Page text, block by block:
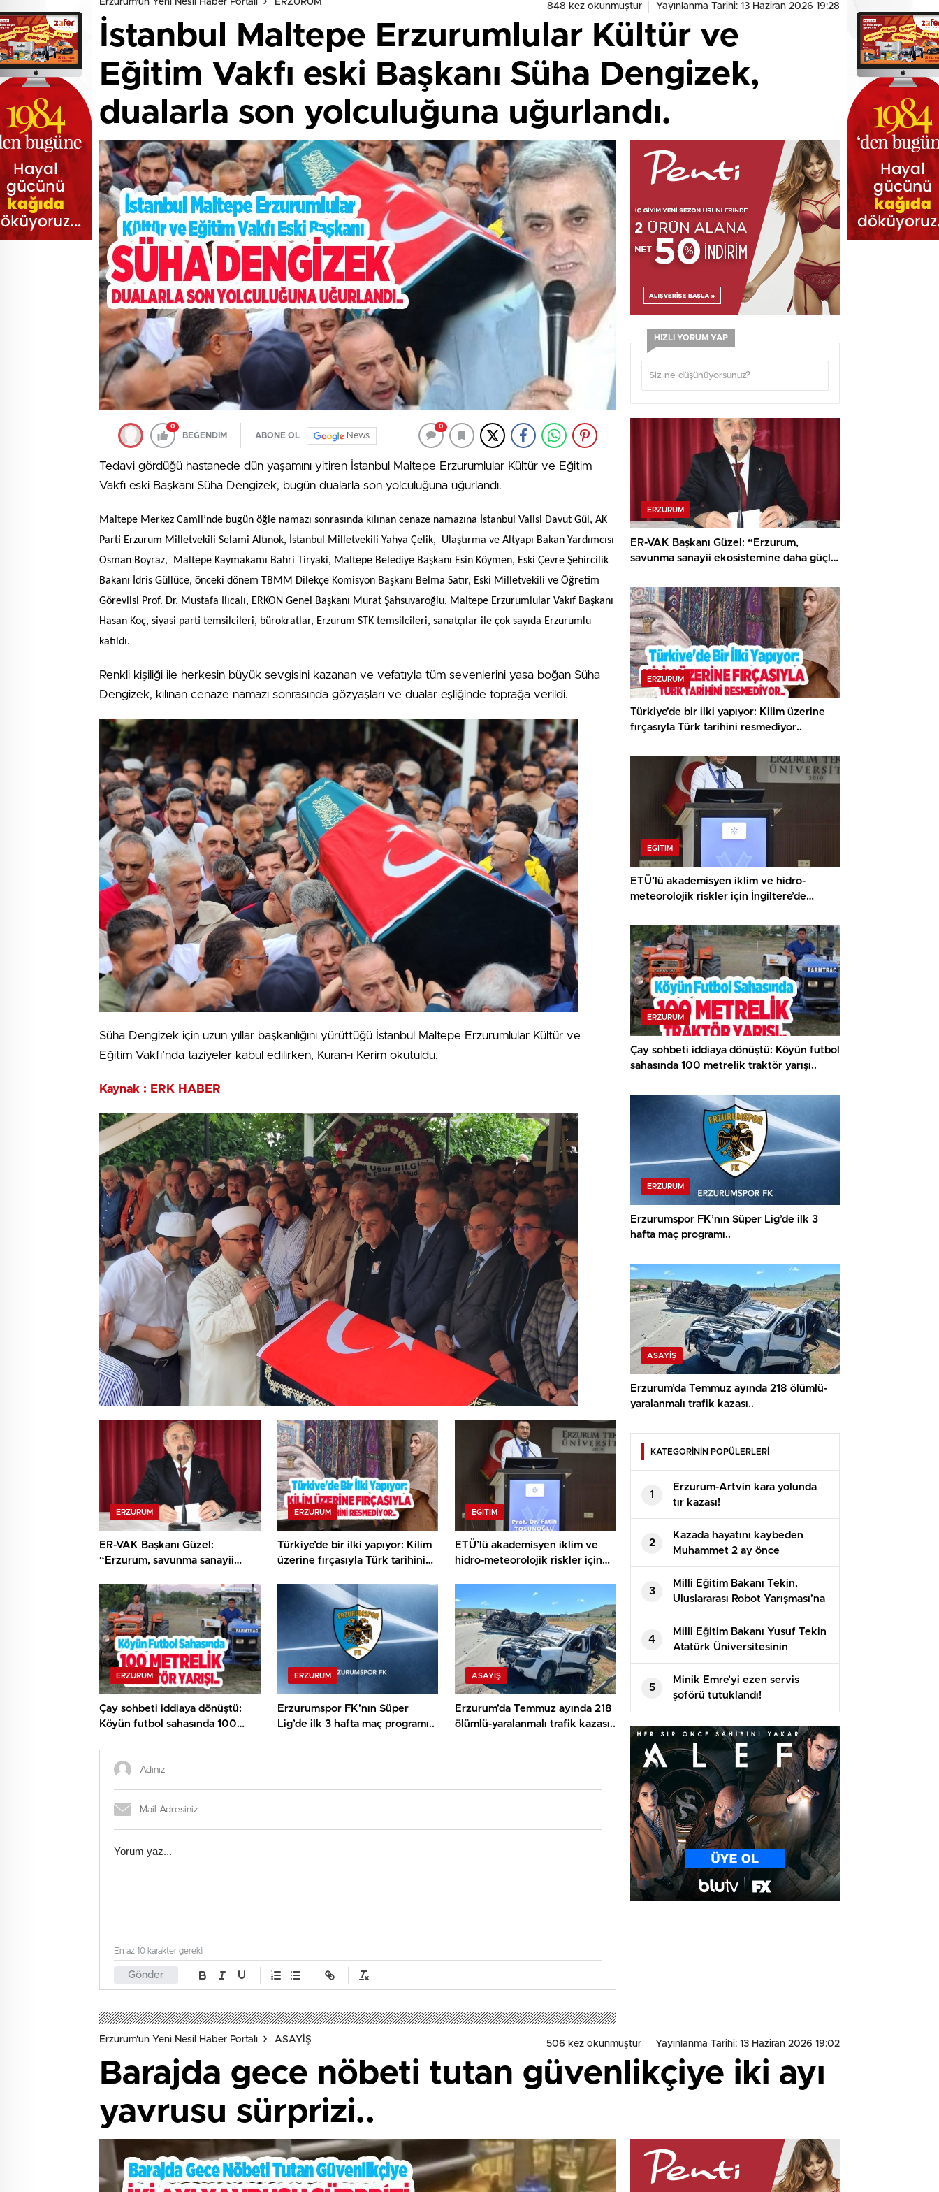
Erzurum'un Yeni Nesil Haber Portalı ERZURUM 848 kez okunmuştur Yayınlanma Tarihi: 13 Haziran 2026 19:28
İstanbul Maltepe Erzurumlular Kültür ve
Eğitim Vakfı eski Başkanı Süha Dengizek,
dualarla son yolculuğuna uğurlandı.
0
BEĞENDİM ABONE OL News
0
Tedavi gördüğü hastanede dün yaşamını yitiren İstanbul Maltepe Erzurumlular Kültür ve Eğitim
Vakfı eski Başkanı Süha Dengizek, bugün dualarla son yolculuğuna uğurlandı.
Maltepe Merkez Camii’nde bugün öğle namazı sonrasında kılınan cenaze namazına İstanbul Valisi Davut Gül, AK
Parti Erzurum Milletvekili Selami Altınok, İstanbul Milletvekili Yahya Çelik, Ulaştırma ve Altyapı Bakan Yardımcısı
Osman Boyraz, Maltepe Kaymakamı Bahri Tiryaki, Maltepe Belediye Başkanı Esin Köymen, Eski Çevre Şehircilik
Bakanı İdris Güllüce, önceki dönem TBMM Dilekçe Komisyon Başkanı Belma Satır, Eski Milletvekili ve Öğretim
Görevlisi Prof. Dr. Mustafa Ilıcalı, ERKON Genel Başkanı Murat Şahsuvaroğlu, Maltepe Erzurumlular Vakıf Başkanı
Hasan Koç, siyasi parti temsilcileri, bürokratlar, Erzurum STK temsilcileri, sanatçılar ile çok sayıda Erzurumlu
katıldı.
Renkli kişiliği ile herkesin büyük sevgisini kazanan ve vefatıyla tüm sevenlerini yasa boğan Süha
Dengizek, kılınan cenaze namazı sonrasında gözyaşları ve dualar eşliğinde toprağa verildi.
Süha Dengizek için uzun yıllar başkanlığını yürüttüğü İstanbul Maltepe Erzurumlular Kültür ve
Eğitim Vakfı’nda taziyeler kabul edilirken, Kuran-ı Kerim okutuldu.
Kaynak : ERK HABER
ERZURUM
ER-VAK Başkanı Güzel:
“Erzurum, savunma sanayii
şekilde dâhil edilmeli”..
ERZURUM
Türkiye’de bir ilki yapıyor: Kilim
üzerine fırçasıyla Türk tarihini
EĞITIM
ETÜ’lü akademisyen iklim ve
hidro-meteorolojik riskler için
ERZURUM
Çay sohbeti iddiaya dönüştü:
Köyün futbol sahasında 100
ERZURUM
Erzurumspor FK’nın Süper
Lig’de ilk 3 hafta maç programı..
ASAYİŞ
Erzurum’da Temmuz ayında 218
ölümlü-yaralanmalı trafik kazası..
Gönder
En az 10 karakter gerekli
HIZLI YORUM YAP
ERZURUM
ER-VAK Başkanı Güzel: “Erzurum,
savunma sanayii ekosistemine daha güçlü
ERZURUM
Türkiye’de bir ilki yapıyor: Kilim üzerine
fırçasıyla Türk tarihini resmediyor..
EĞITIM
ETÜ’lü akademisyen iklim ve hidro-
meteorolojik riskler için İngiltere’de
ERZURUM
Çay sohbeti iddiaya dönüştü: Köyün futbol
sahasında 100 metrelik traktör yarışı..
ERZURUM
Erzurumspor FK’nın Süper Lig’de ilk 3
hafta maç programı..
ASAYİŞ
Erzurum’da Temmuz ayında 218 ölümlü-
yaralanmalı trafik kazası..
KATEGORİNİN POPÜLERLERİ
1
Erzurum-Artvin kara yolunda
tır kazası!
2
Kazada hayatını kaybeden
Muhammet 2 ay önce
evlenmişti!
3
Milli Eğitim Bakanı Tekin,
Uluslararası Robot Yarışması’na
katılan öğrencilerle bir araya
geldi
4
Milli Eğitim Bakanı Yusuf Tekin
Atatürk Üniversitesinin
akademik yılı açılış töreninde
konuştu
5
Minik Emre’yi ezen servis
şoförü tutuklandı!
Erzurum'un Yeni Nesil Haber Portalı ASAYİŞ 506 kez okunmuştur Yayınlanma Tarihi: 13 Haziran 2026 19:02
Barajda gece nöbeti tutan güvenlikçiye iki ayı
yavrusu sürprizi..